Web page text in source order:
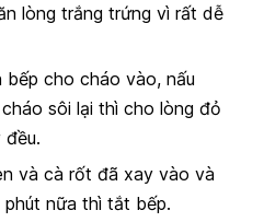
lòng trắng trứng vì rất dễ
bếp cho cháo vào, nấu
sôi lại thì cho lòng đỏ
và cà rốt đã xay vào và
nữa thì tắt bếp.